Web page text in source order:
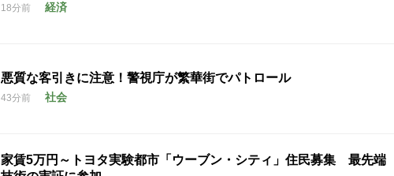
18分前 経済
悪質な客引きに注意！警視庁が繁華街でパトロール
43分前 社会
家賃5万円～トヨタ実験都市「ウーブン・シティ」住民募集 最先端